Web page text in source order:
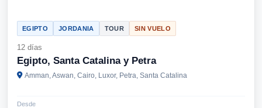
EGIPTO JORDANIA TOUR SIN VUELO
12 días
Egipto, Santa Catalina y Petra
Amman, Aswan, Cairo, Luxor, Petra, Santa Catalina
Desde